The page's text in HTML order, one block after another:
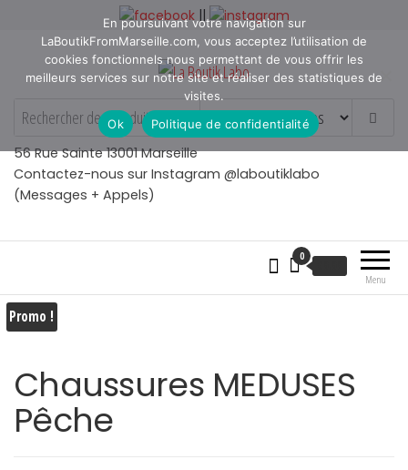
||
La Boutik Labo
La boutique de denicheur
de talents à Marseille en
Provence
56 Rue Sainte 13001 Marseille
Contactez-nous sur Instagram @laboutiklabo
(Messages + Appels)
Menu
0
Promo !
Chaussures MEDUSES
Pêche
En poursuivant votre navigation sur
LaBoutikFromMarseille.com, vous acceptez l’utilisation de
cookies fonctionnels nous permettant de vous offrir les
meilleurs services sur notre site et réaliser des statistiques de
visites.
Ok
Politique de confidentialité